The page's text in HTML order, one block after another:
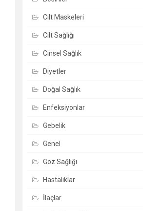
Cilt Maskeleri
Cilt Sağlığı
Cinsel Sağlık
Diyetler
Doğal Sağlık
Enfeksiyonlar
Gebelik
Genel
Göz Sağlığı
Hastalıklar
İlaçlar